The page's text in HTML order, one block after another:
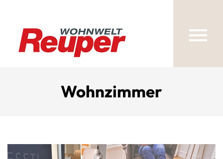
Wohnzimmer